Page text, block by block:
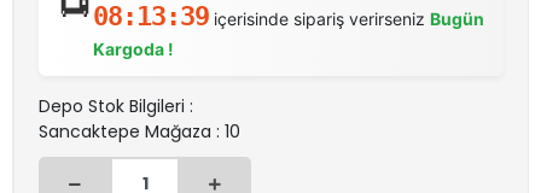
08:13:39içerisinde sipariş verirseniz Bugün
Kargoda !
Depo Stok Bilgileri :
Sancaktepe Mağaza : 10